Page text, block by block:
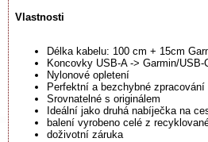
Vlastnosti
Délka kabelu: 100 cm + 15cm
Koncovky USB-A -> Garmin/USB-
Nylonové opletení
Perfektní a bezchybné zpracování
Srovnatelné s originálem
Ideální jako druhá nabíječka na
balení vyrobeno celé z
doživotní záruka